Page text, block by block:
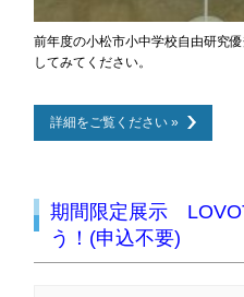
前年度の小松市小中学校自由研究
してみてください。
詳細をご覧ください »
期間限定展示
う！(申込不要)